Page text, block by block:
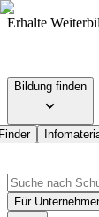
Erhalte
Bildung finden
Für